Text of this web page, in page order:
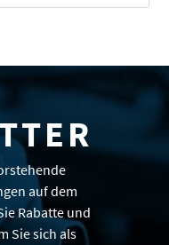
auf dem
Rabatte und
Sie sich als